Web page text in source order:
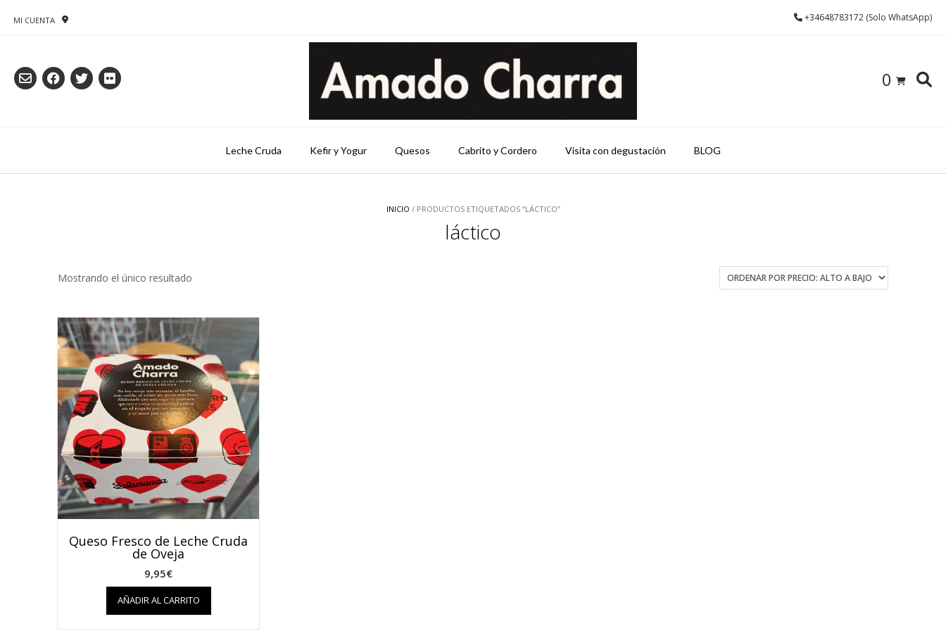
MI CUENTA +34648783172 (Solo WhatsApp)
0
Leche Cruda Kefir y Yogur Quesos Cabrito y Cordero Visita con degustación BLOG
INICIO / PRODUCTOS ETIQUETADOS “LÁCTICO”
láctico
Mostrando el único resultado
Queso Fresco de Leche Cruda
de Oveja
9,95€
AÑADIR AL CARRITO